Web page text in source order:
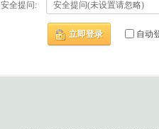
安全提问:
立即登录 自动